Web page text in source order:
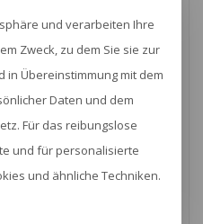
CR2025 Kodak
CR2025 Kodak is een lithium
und verarbeiten Ihre
Zweck, zu dem Sie sie zur
in Übereinstimmung mit dem
Daten und dem
Für das reibungslose
und für personalisierte
und ähnliche Techniken.